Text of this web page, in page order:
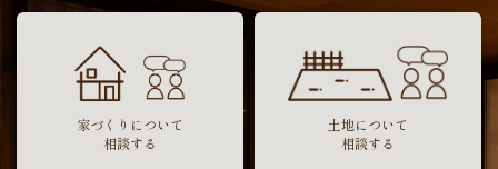
家づくりについて
相談する
土地について
相談する